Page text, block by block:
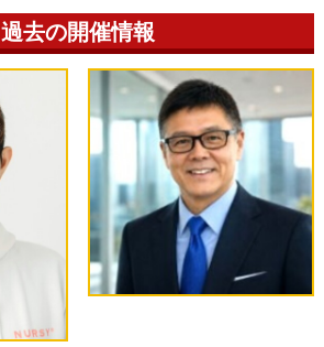
過去の開催情報